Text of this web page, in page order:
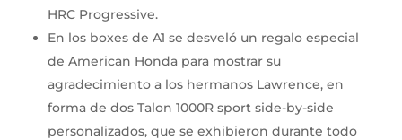
HRC Progressive.
En los boxes de A1 se desveló un regalo especial
de American Honda para mostrar su
agradecimiento a los hermanos Lawrence, en
forma de dos Talon 1000R sport side-by-side
personalizados, que se exhibieron durante todo